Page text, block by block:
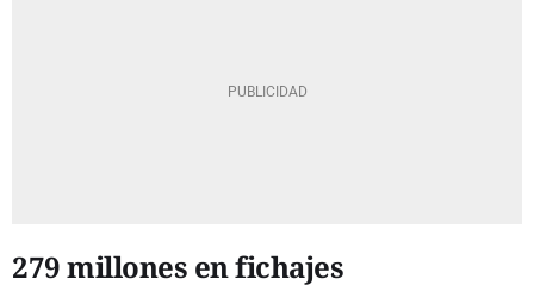
279 millones en fichajes